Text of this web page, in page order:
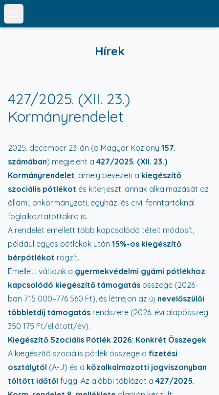
Open main menu
Hírek
427/2025. (XII. 23.)
Kormányrendelet
2025. december 23-án (a Magyar Közlöny 157.
számában) megjelent a 427/2025. (XII. 23.)
Kormányrendelet, amely bevezeti a kiegészítő
szociális pótlékot és kiterjeszti annak alkalmazását az
állami, önkormányzati, egyházi és civil fenntartóknál
foglalkoztatottakra is.
A rendelet emellett több kapcsolódó tételt módosít,
például egyes pótlékok után 15%-os kiegészítő
bérpótlékot rögzít.
Emellett változik a gyermekvédelmi gyámi pótlékhoz
kapcsolódó kiegészítő támogatás összege (2026-
ban 715 000–776 560 Ft), és létrejön az új nevelőszülői
többletdíj támogatás rendszere (2026. évi alapösszeg:
350 175 Ft/ellátott/év).
Kiegészítő Szociális Pótlék 2026: Konkrét Összegek
A kiegészítő szociális pótlék összege a fizetési
osztálytól (A-J) és a közalkalmazotti jogviszonyban
töltött időtől függ. Az alábbi táblázat a 427/2025.